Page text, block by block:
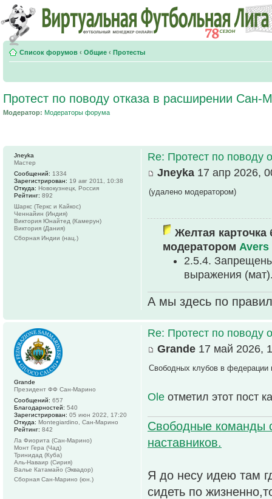
Список форумов ‹ Общие ‹ Протесты
Протест по поводу отказа в расширении Сан-
Модератор: Модераторы форума
Re: Протест по поводу
Jneyka 17 апр 2026,
(удалено модератором)
Желтая карточка
модератором Avers
2.5.4.
выpажения
А мы здесь по
Jneyka
Мастер
Сообщений: 1334
Зарегистрирован: 19 авг 2011, 10:38
Откуда: Новокузнецк, Россия
Рейтинг: 892
Шаркс (Теркс и Кайкос)
Ченнайин (Индия)
Виктория Юнайтед (Камерун)
Виктория (Дания)
Сборная Индии (нац.)
Re: Протест по поводу
Grande 17 май 2026,
Свободных клубов в федерации
Ole отметил этот пост
Свободные команды
наставников.
Я до несу идею там
сидеть по
Grande
Президент ФФ Сан-Марино
Сообщений: 657
Благодарностей: 540
Зарегистрирован: 05 июн 2022, 17:20
Откуда: Montegiardino, Сан-Марино
Рейтинг: 842
Ла Фиорита (Сан-Марино)
Монт Гера (Чад)
Тринидад (Куба)
Аль-Наваир (Сирия)
Валье Катамайо (Эквадор)
Сборная Сан-Марино (юн.)